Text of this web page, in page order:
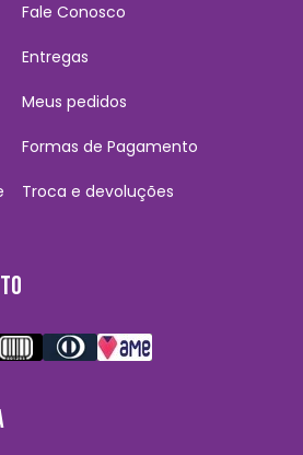
Fale Conosco
Entregas
Meus pedidos
Formas de Pagamento
Troca e devoluções